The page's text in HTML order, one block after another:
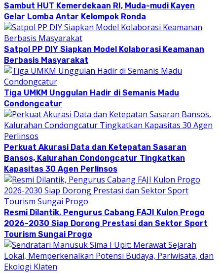
Sambut HUT Kemerdekaan RI, Muda-mudi Kayen
Gelar Lomba Antar Kelompok Ronda
Satpol PP DIY Siapkan Model Kolaborasi Keamanan
Berbasis Masyarakat
Tiga UMKM Unggulan Hadir di Semanis Madu
Condongcatur
Perkuat Akurasi Data dan Ketepatan Sasaran
Bansos, Kalurahan Condongcatur Tingkatkan
Kapasitas 30 Agen Perlinsos
Resmi Dilantik, Pengurus Cabang FAJI Kulon Progo
2026-2030 Siap Dorong Prestasi dan Sektor Sport
Tourism Sungai Progo